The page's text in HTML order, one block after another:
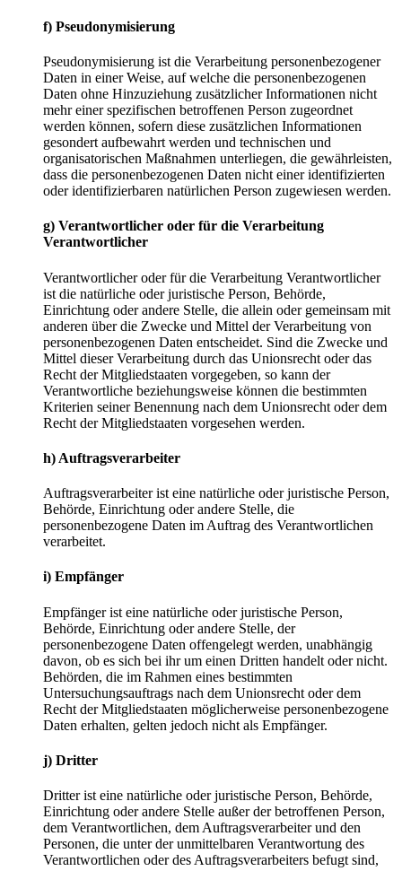
f) Pseudonymisierung
Pseudonymisierung ist die Verarbeitung personenbezogener
Daten in einer Weise, auf welche die personenbezogenen
Daten ohne Hinzuziehung zusätzlicher Informationen nicht
mehr einer spezifischen betroffenen Person zugeordnet
werden können, sofern diese zusätzlichen Informationen
gesondert aufbewahrt werden und technischen und
organisatorischen Maßnahmen unterliegen, die gewährleisten,
dass die personenbezogenen Daten nicht einer identifizierten
oder identifizierbaren natürlichen Person zugewiesen werden.
g) Verantwortlicher oder für die Verarbeitung
Verantwortlicher
Verantwortlicher oder für die Verarbeitung Verantwortlicher
ist die natürliche oder juristische Person, Behörde,
Einrichtung oder andere Stelle, die allein oder gemeinsam mit
anderen über die Zwecke und Mittel der Verarbeitung von
personenbezogenen Daten entscheidet. Sind die Zwecke und
Mittel dieser Verarbeitung durch das Unionsrecht oder das
Recht der Mitgliedstaaten vorgegeben, so kann der
Verantwortliche beziehungsweise können die bestimmten
Kriterien seiner Benennung nach dem Unionsrecht oder dem
Recht der Mitgliedstaaten vorgesehen werden.
h) Auftragsverarbeiter
Auftragsverarbeiter ist eine natürliche oder juristische Person,
Behörde, Einrichtung oder andere Stelle, die
personenbezogene Daten im Auftrag des Verantwortlichen
verarbeitet.
i) Empfänger
Empfänger ist eine natürliche oder juristische Person,
Behörde, Einrichtung oder andere Stelle, der
personenbezogene Daten offengelegt werden, unabhängig
davon, ob es sich bei ihr um einen Dritten handelt oder nicht.
Behörden, die im Rahmen eines bestimmten
Untersuchungsauftrags nach dem Unionsrecht oder dem
Recht der Mitgliedstaaten möglicherweise personenbezogene
Daten erhalten, gelten jedoch nicht als Empfänger.
j) Dritter
Dritter ist eine natürliche oder juristische Person, Behörde,
Einrichtung oder andere Stelle außer der betroffenen Person,
dem Verantwortlichen, dem Auftragsverarbeiter und den
Personen, die unter der unmittelbaren Verantwortung des
Verantwortlichen oder des Auftragsverarbeiters befugt sind,